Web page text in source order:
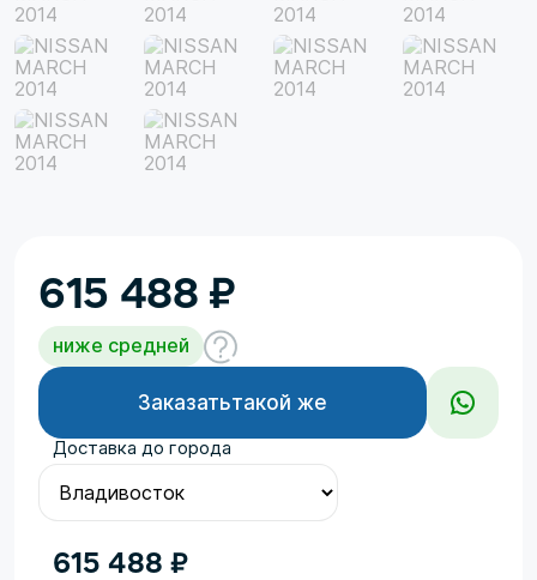
615 488 ₽
ниже средней
Заказатьтакой же
Доставка до города
615 488 ₽